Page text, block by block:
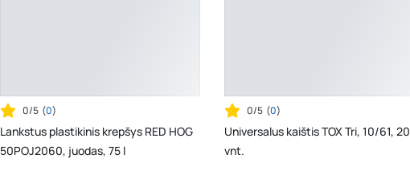
0/5 (0)
Lankstus plastikinis krepšys RED HOG
50POJ2060, juodas, 75 l
0/5 (0)
Universalus kaištis TOX Tri, 10/61, 20
vnt.